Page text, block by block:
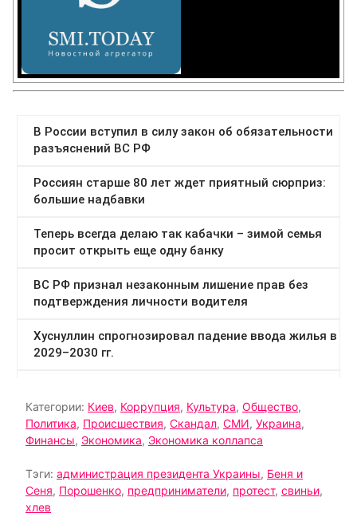
Категории: Киев, Коррупция, Культура, Общество,
Политика, Происшествия, Скандал, СМИ, Украина,
Финансы, Экономика, Экономика коллапса
Тэги: администрация президента Украины, Беня и
Сеня, Порошенко, предприниматели, протест, свиньи,
хлев